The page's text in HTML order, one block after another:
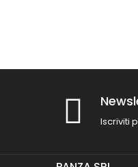
Iscriviti